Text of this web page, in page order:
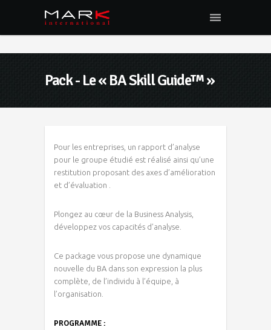
Pack - Le « BA Skill Guide™ »
Pour les entreprises, un rapport d’analyse
pour le groupe étudié est réalisé ainsi qu’une
restitution proposant des axes d’amélioration
et d’évaluation .
Plongez au cœur de la Business Analysis,
développez vos capacités d’analyse.
Ce package vous propose une dynamique
nouvelle du BA dans son expression la plus
complète, de l’individu à l’équipe, à
l’organisation.
PROGRAMME :